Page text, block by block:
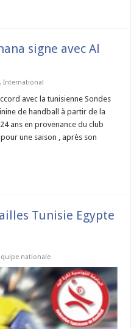
signe avec Al
,International
avec la tunisienne Sondes
de handball à partir de la
ans en provenance du club
une saison , après son
Tunisie Egypte
nationale